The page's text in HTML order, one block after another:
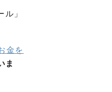
」
金を
ま